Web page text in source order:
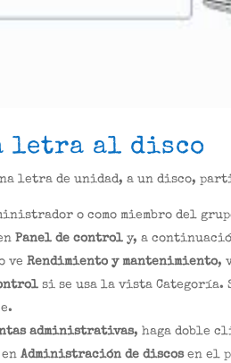
letra al disco
letra de unidad, a un disco,
o como miembro del
Panel de controly, a
ve Rendimiento y mantenimiento,
si se usa la vista
administrativas, haga doble
Administración de discosen el